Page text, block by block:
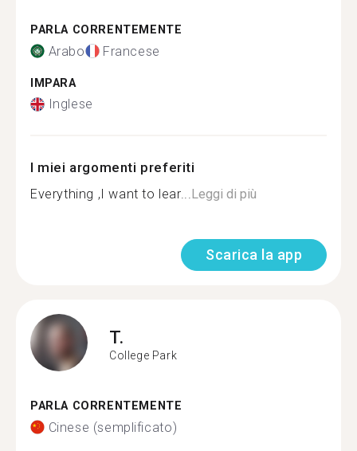
PARLA CORRENTEMENTE
Arabo Francese
IMPARA
Inglese
I miei argomenti preferiti
Everything ,I want to lear...Leggi di più
Scarica la app
T.
College Park
PARLA CORRENTEMENTE
Cinese (semplificato)